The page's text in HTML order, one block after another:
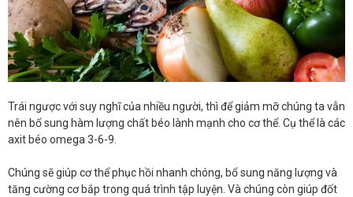
Trái ngược với suy nghĩ của nhiều người, thì để giảm mỡ chúng ta vẫn
nên bổ sung hàm lượng chất béo lành mạnh cho cơ thể. Cụ thể là các
axit béo omega 3-6-9.
Chúng sẽ giúp cơ thể phục hồi nhanh chóng, bổ sung năng lượng và
tăng cường cơ bắp trong quá trình tập luyện. Và chúng còn giúp đốt